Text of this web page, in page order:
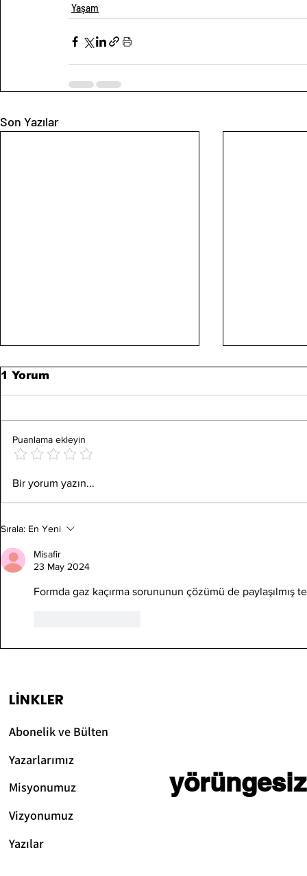
Yaşam
Son Yazılar
Sigarayı Bıraktıran
1 Yorum
Puanlama ekleyin
Bir yorum yazın...
Sırala: En Yeni
Misafir
23 May 2024
Formda gaz kaçırma sorununun çözümü de paylaşılmış
LİNKLER
Abonelik ve Bülten
Yazarlarımız
Misyonumuz
Vizyonumuz
Yazılar